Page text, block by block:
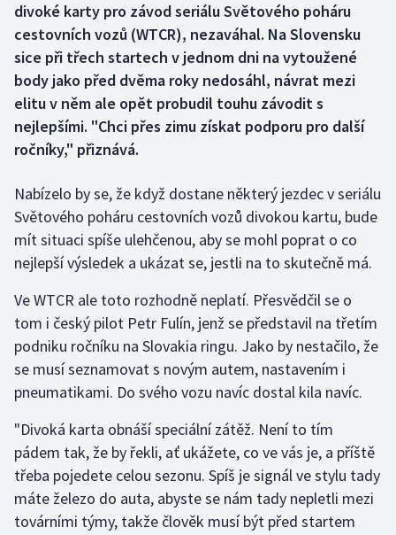
Dostihy
Florbal
Futsal
Golf
Gymnastika
Házená
Judo
Krasobruslení
Lyže a snowboard
Moderní pětiboj
divoké karty pro závod seriálu Světového poháru
cestovních vozů (WTCR), nezaváhal. Na Slovensku
sice při třech startech v jednom dni na vytoužené
body jako před dvěma roky nedosáhl, návrat mezi
elitu v něm ale opět probudil touhu závodit s
nejlepšími. "Chci přes zimu získat podporu pro další
ročníky," přiznává.
Nabízelo by se, že když dostane některý jezdec v seriálu
Světového poháru cestovních vozů divokou kartu, bude
mít situaci spíše ulehčenou, aby se mohl poprat o co
nejlepší výsledek a ukázat se, jestli na to skutečně má.
Ve WTCR ale toto rozhodně neplatí. Přesvědčil se o
tom i český pilot Petr Fulín, jenž se představil na třetím
podniku ročníku na Slovakia ringu. Jako by nestačilo, že
se musí seznamovat s novým autem, nastavením i
pneumatikami. Do svého vozu navíc dostal kila navíc.
"Divoká karta obnáší speciální zátěž. Není to tím
pádem tak, že by řekli, ať ukážete, co ve vás je, a příště
třeba pojedete celou sezonu. Spíš je signál ve stylu tady
máte železo do auta, abyste se nám tady nepletli mezi
továrními týmy, takže člověk musí být před startem